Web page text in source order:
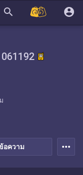
search account_circle
อความ more_horiz